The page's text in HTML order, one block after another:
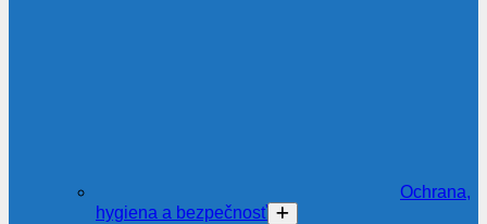
Ochrana,
hygiena a bezpečnosť